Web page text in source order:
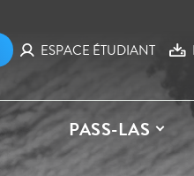
ESPACE ÉTUDIANT
PASS-LAS